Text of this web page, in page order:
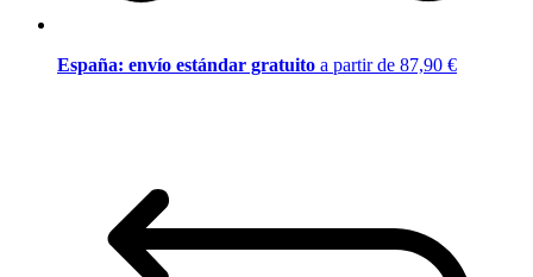
España: envío estándar gratuito a partir de 87,90 €